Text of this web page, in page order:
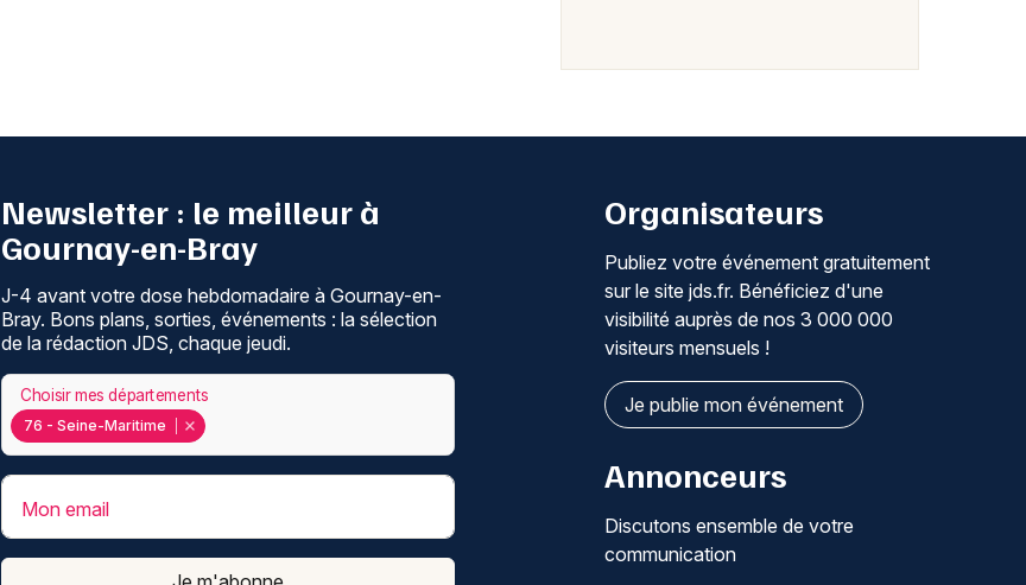
Newsletter : le meilleur à
Gournay-en-Bray
J-4 avant votre dose hebdomadaire à Gournay-en-
Bray. Bons plans, sorties, événements : la sélection
de la rédaction JDS, chaque jeudi.
76 - Seine-Maritime
Choisir mes départements
Mon email
Organisateurs
Publiez votre événement gratuitement
sur le site jds.fr. Bénéficiez d'une
visibilité auprès de nos 3 000 000
visiteurs mensuels !
Je publie mon événement
Annonceurs
Discutons ensemble de votre
communication